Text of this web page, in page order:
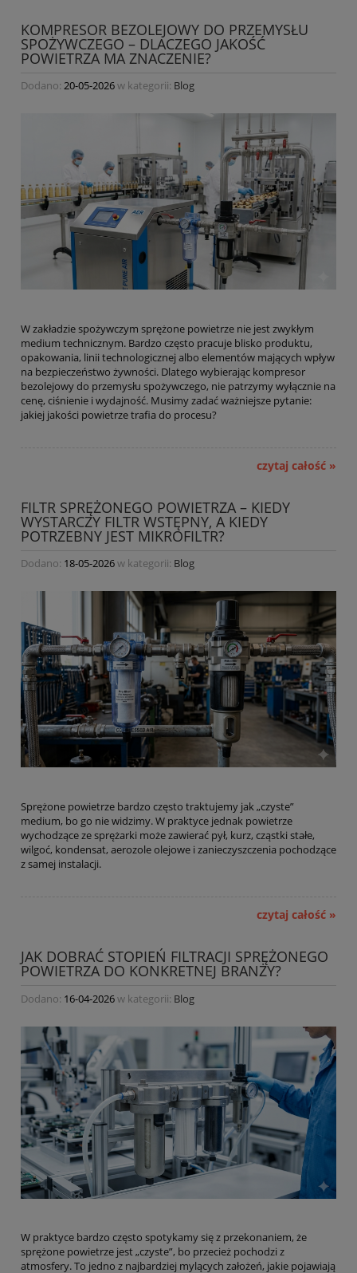
KOMPRESOR BEZOLEJOWY DO PRZEMYSŁU
SPOŻYWCZEGO – DLACZEGO JAKOŚĆ
POWIETRZA MA ZNACZENIE?
Dodano: 20-05-2026w kategorii: Blog
W zakładzie spożywczym sprężone powietrze nie jest zwykłym
medium technicznym. Bardzo często pracuje blisko produktu,
opakowania, linii technologicznej albo elementów mających wpływ
na bezpieczeństwo żywności. Dlatego wybierając kompresor
bezolejowy do przemysłu spożywczego, nie patrzymy wyłącznie na
cenę, ciśnienie i wydajność. Musimy zadać ważniejsze pytanie:
jakiej jakości powietrze trafia do procesu?
czytaj całość »
FILTR SPRĘŻONEGO POWIETRZA – KIEDY
WYSTARCZY FILTR WSTĘPNY, A KIEDY
POTRZEBNY JEST MIKROFILTR?
Dodano: 18-05-2026w kategorii: Blog
Sprężone powietrze bardzo często traktujemy jak „czyste”
medium, bo go nie widzimy. W praktyce jednak powietrze
wychodzące ze sprężarki może zawierać pył, kurz, cząstki stałe,
wilgoć, kondensat, aerozole olejowe i zanieczyszczenia pochodzące
z samej instalacji.
czytaj całość »
JAK DOBRAĆ STOPIEŃ FILTRACJI SPRĘŻONEGO
POWIETRZA DO KONKRETNEJ BRANŻY?
Dodano: 16-04-2026w kategorii: Blog
W praktyce bardzo często spotykamy się z przekonaniem, że
sprężone powietrze jest „czyste”, bo przecież pochodzi z
atmosfery. To jedno z najbardziej mylących założeń, jakie pojawiają